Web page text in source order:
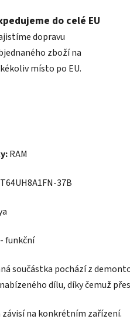
do celé EU
dopravu
zboží na
místo po EU.
RAM
37B
funkční
součástka pochází z
dílu, díky čemuž
na konkrétním zařízení.